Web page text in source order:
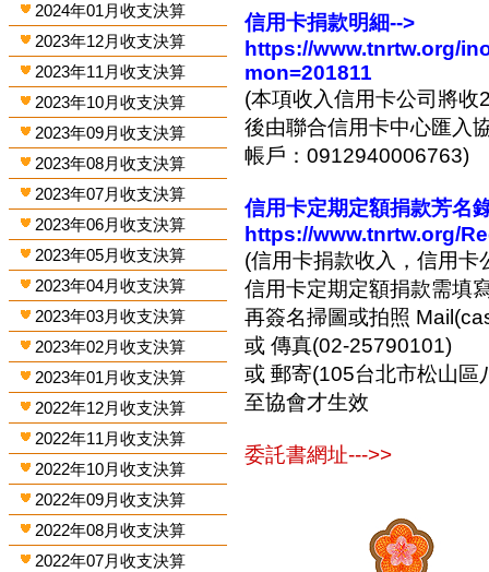
2024年01月收支決算
2023年12月收支決算
2023年11月收支決算
2023年10月收支決算
2023年09月收支決算
2023年08月收支決算
2023年07月收支決算
2023年06月收支決算
2023年05月收支決算
2023年04月收支決算
2023年03月收支決算
2023年02月收支決算
2023年01月收支決算
2022年12月收支決算
2022年11月收支決算
2022年10月收支決算
2022年09月收支決算
2022年08月收支決算
2022年07月收支決算
信用卡捐款明細-->
https://www.tnrtw.org/
mon=201811
(本項收入信用卡公司將
後由聯合信用卡中心匯入
帳戶：0912940006763)
信用卡定期定額捐款芳名
https://www.tnrtw.org/
(信用卡捐款收入，信用
信用卡定期定額捐款需填
再簽名掃圖或拍照
或 傳真(02-25790101)
或 郵寄(105台北市松山
至協會才生效
委託書網址--->>